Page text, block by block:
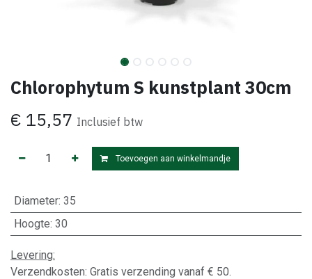
Chlorophytum S kunstplant 30cm
€ 15,57 Inclusief btw
Toevoegen aan winkelmandje
Diameter: 35
Hoogte: 30
Levering:
Verzendkosten: Gratis verzending vanaf € 50.